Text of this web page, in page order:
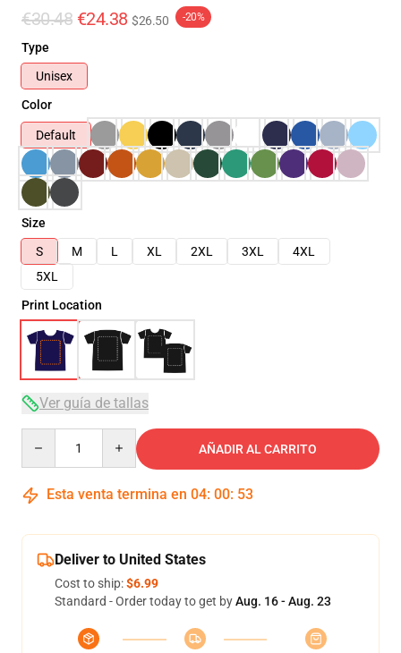
€30.48 €24.38 $26.50 -20%
Type
Unisex
Color
Default
Size
S
M L XL 2XL 3XL
4XL
5XL
Print Location
Ver guía de tallas
AÑADIR AL CARRITO
Esta venta termina en 04: 00: 53
Deliver to United States
Cost to ship:$6.99
Standard - Order today to get byAug. 16 - Aug. 23